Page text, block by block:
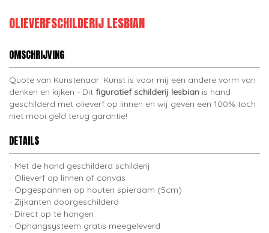
OLIEVERFSCHILDERIJ LESBIAN
OMSCHRIJVING
Quote van Kunstenaar: Kunst is voor mij een andere vorm van
denken en kijken - Dit figuratief schilderij lesbian is hand
geschilderd met olieverf op linnen en wij geven een 100% toch
niet mooi geld terug garantie!
DETAILS
Met de hand geschilderd schilderij
Olieverf op linnen of canvas
Opgespannen op houten spieraam (5cm)
Zijkanten doorgeschilderd
Direct op te hangen
Ophangsysteem gratis meegeleverd